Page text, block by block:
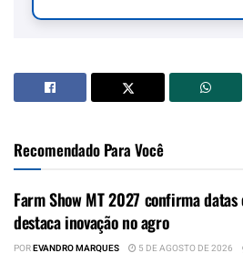
Recomendado Para Você
Farm Show MT 2027 confirma
destaca inovação no agro
POREVANDRO MARQUES 5 DE AGOSTO DE 2026